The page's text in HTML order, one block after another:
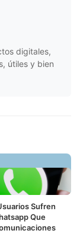
digitales,
útiles y bien
Sufren
Que